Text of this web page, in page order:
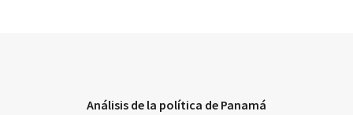
Análisis de la política de Panamá